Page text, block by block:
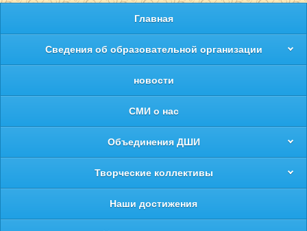
Главная
Сведения об образовательной организации
новости
СМИ о нас
Объединения ДШИ
Творческие коллективы
Наши достижения